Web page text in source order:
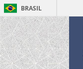
BRASIL